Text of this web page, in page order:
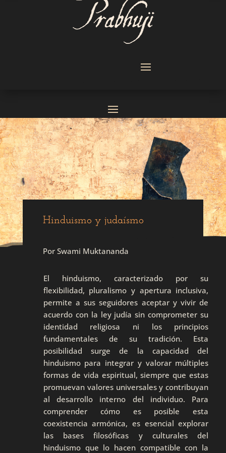
Hinduismo y judaísmo
Por Swami Muktananda
El hinduismo, caracterizado por su
flexibilidad, pluralismo y apertura inclusiva,
permite a sus seguidores aceptar y vivir de
acuerdo con la ley judía sin comprometer su
identidad religiosa ni los principios
fundamentales de su tradición. Esta
posibilidad surge de la capacidad del
hinduismo para integrar y valorar múltiples
formas de vida espiritual, siempre que estas
promuevan valores universales y contribuyan
al desarrollo interno del individuo. Para
comprender cómo es posible esta
coexistencia armónica, es esencial explorar
las bases filosóficas y culturales del
hinduismo que lo hacen compatible con la